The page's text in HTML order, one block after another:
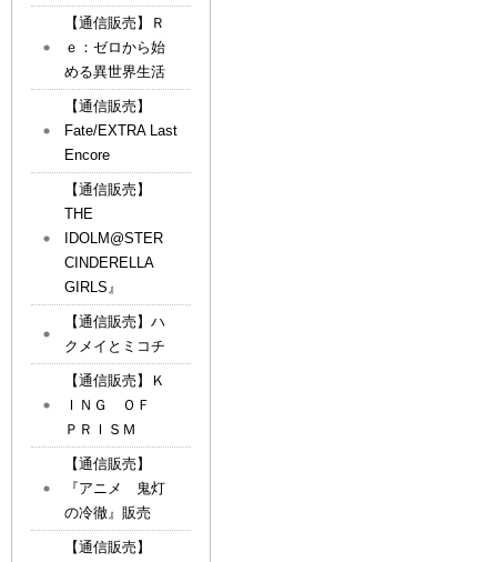
【通信販売】Ｒ
ｅ：ゼロから始
める異世界生活
【通信販売】
Fate/EXTRA Last
Encore
【通信販売】
THE
IDOLM@STER
CINDERELLA
GIRLS』
【通信販売】ハ
クメイとミコチ
【通信販売】Ｋ
ＩＮＧ ＯＦ
ＰＲＩＳＭ
【通信販売】
『アニメ 鬼灯
の冷徹』販売
【通信販売】